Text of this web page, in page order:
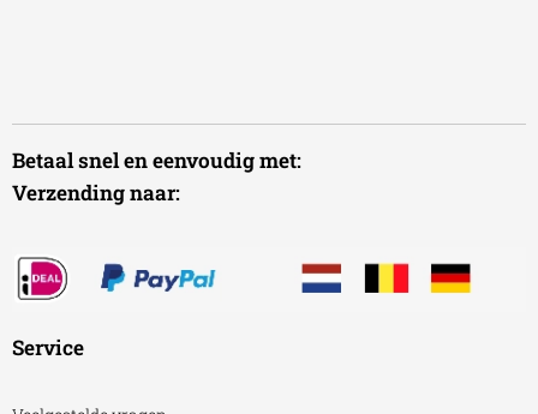
Betaal snel en eenvoudig met:
Verzending naar:
Service